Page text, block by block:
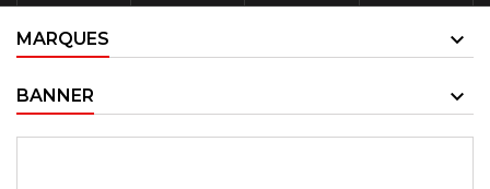
MARQUES
BANNER